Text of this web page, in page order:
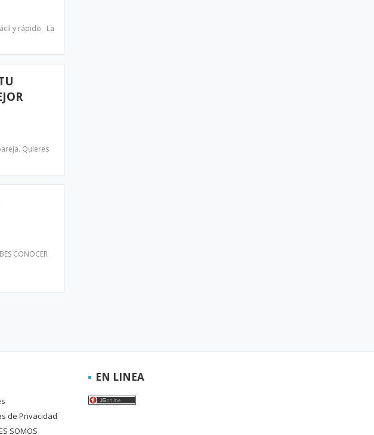
y rápido. La
Quieres
CONOCER
de Privacidad
SOMOS
EN LINEA